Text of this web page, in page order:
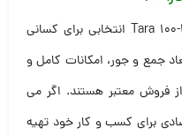
مینی لودر کمرشکن تارا ۱۰۰ مدل Tara 100-200 انتخابی برای کسانی
جمع و جور، امکانات کامل و
فروش معتبر هستند. اگر می
برای کسب و کار خود تهیه